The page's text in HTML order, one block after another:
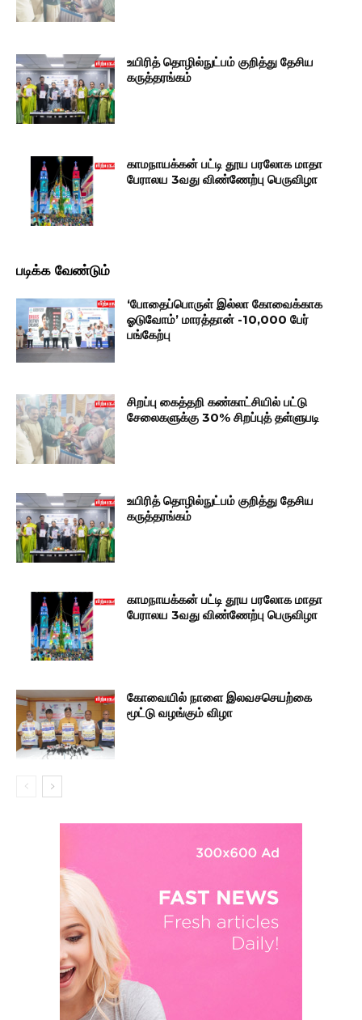
உயிரித் தொழில்நுட்பம் குறித்து தேசிய
கருத்தரங்கம்
காமநாயக்கன் பட்டி தூய பரலோக மாதா
பேராலய 3வது விண்ணேற்பு பெருவிழா
படிக்க வேண்டும்
‘போதைப்பொருள் இல்லா கோவைக்காக
ஓடுவோம்’ மாரத்தான் -10,000 பேர்
பங்கேற்பு
சிறப்பு கைத்தறி கண்காட்சியில் பட்டு
சேலைகளுக்கு 30% சிறப்புத் தள்ளுபடி
உயிரித் தொழில்நுட்பம் குறித்து தேசிய
கருத்தரங்கம்
காமநாயக்கன் பட்டி தூய பரலோக மாதா
பேராலய 3வது விண்ணேற்பு பெருவிழா
கோவையில் நாளை இலவசசெயற்கை
மூட்டு வழங்கும் விழா